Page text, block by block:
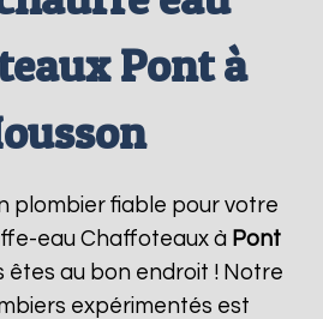
Pont à
plombier fiable pour votre
eau Chaffoteaux à Pont
êtes au bon endroit ! Notre
expérimentés est